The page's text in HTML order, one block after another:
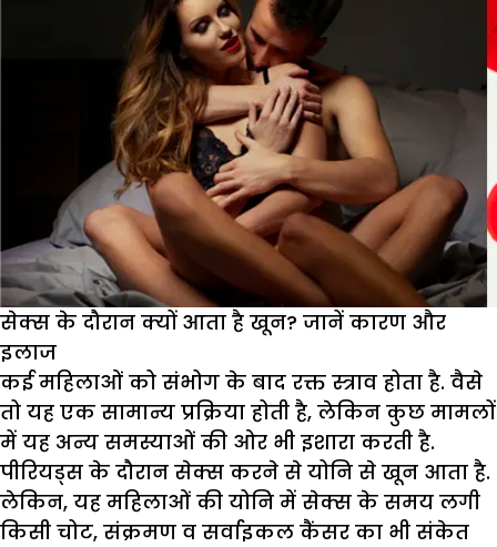
सेक्स के दौरान क्यों आता है खून? जानें कारण और
इलाज
कई महिलाओं को संभोग के बाद रक्त स्त्राव होता है. वैसे
तो यह एक सामान्य प्रक्रिया होती है, लेकिन कुछ मामलों
में यह अन्य समस्याओं की ओर भी इशारा करती है.
पीरियड्स के दौरान सेक्स करने से योनि से खून आता है.
लेकिन, यह महिलाओं की योनि में सेक्स के समय लगी
किसी चोट, संक्रमण व सर्वाइकल कैंसर का भी संकेत